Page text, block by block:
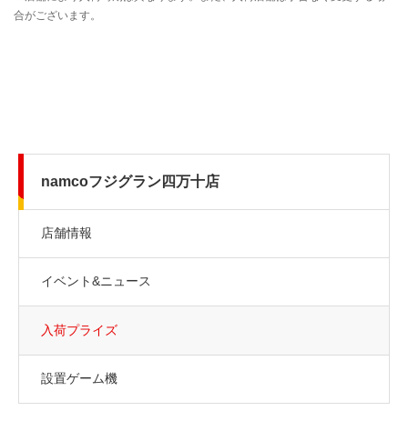
namcoフジグラン四万十店
店舗情報
イベント&ニュース
入荷プライズ
設置ゲーム機